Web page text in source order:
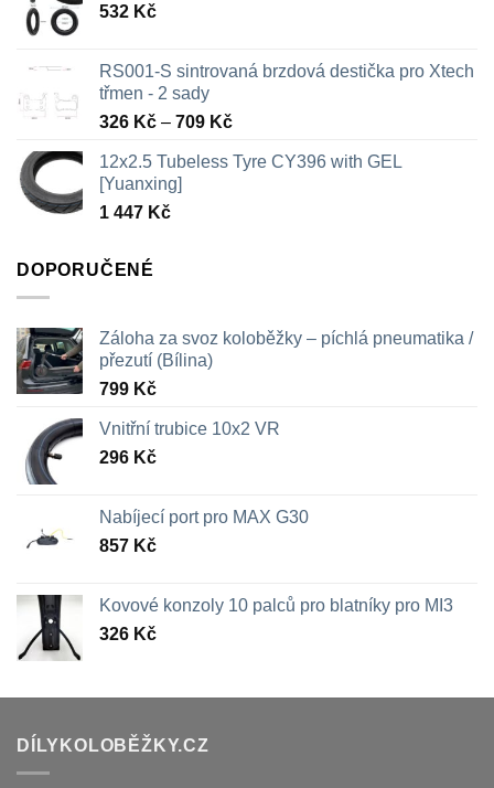
532 Kč
RS001-S sintrovaná brzdová destička pro Xtech
třmen - 2 sady
326 Kč – 709 KčRozpětí
326 Kč
12x2.5 Tubeless Tyre CY396 with GEL
[Yuanxing]
1 447 Kč
DOPORUČENÉ
Záloha za svoz koloběžky – píchlá pneumatika /
přezutí (Bílina)
799 Kč
Vnitřní trubice 10x2 VR
296 Kč
Nabíjecí port pro MAX G30
857 Kč
Kovové konzoly 10 palců pro blatníky pro MI3
326 Kč
DÍLYKOLOBĚŽKY.CZ